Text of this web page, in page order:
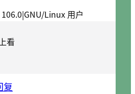
Linux 用户
看
复